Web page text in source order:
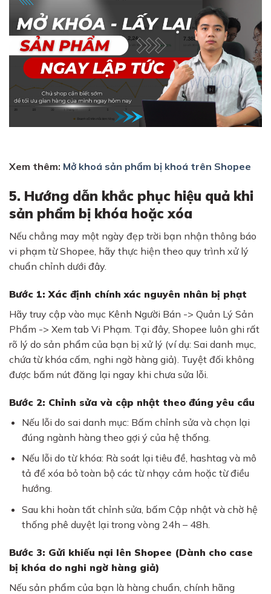
Xem thêm: Mở khoá sản phẩm bị khoá trên Shopee
5. Hướng dẫn khắc phục hiệu quả khi
sản phẩm bị khóa hoặc xóa
Nếu chẳng may một ngày đẹp trời bạn nhận thông báo
vi phạm từ Shopee, hãy thực hiện theo quy trình xử lý
chuẩn chỉnh dưới đây.
Bước 1: Xác định chính xác nguyên nhân bị phạt
Hãy truy cập vào mục Kênh Người Bán -> Quản Lý Sản
Phẩm -> Xem tab Vi Phạm. Tại đây, Shopee luôn ghi rất
rõ lý do sản phẩm của bạn bị xử lý (ví dụ: Sai danh mục,
chứa từ khóa cấm, nghi ngờ hàng giả). Tuyệt đối không
được bấm nút đăng lại ngay khi chưa sửa lỗi.
Bước 2: Chỉnh sửa và cập nhật theo đúng yêu cầu
Nếu lỗi do sai danh mục: Bấm chỉnh sửa và chọn lại
đúng ngành hàng theo gợi ý của hệ thống.
Nếu lỗi do từ khóa: Rà soát lại tiêu đề, hashtag và mô
tả để xóa bỏ toàn bộ các từ nhạy cảm hoặc từ điều
hướng.
Sau khi hoàn tất chỉnh sửa, bấm Cập nhật và chờ hệ
thống phê duyệt lại trong vòng 24h – 48h.
Bước 3: Gửi khiếu nại lên Shopee (Dành cho case
bị khóa do nghi ngờ hàng giả)
Nếu sản phẩm của bạn là hàng chuẩn, chính hãng